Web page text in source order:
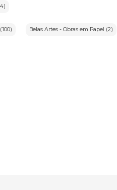
Belas Artes - Obras em Papel (2)